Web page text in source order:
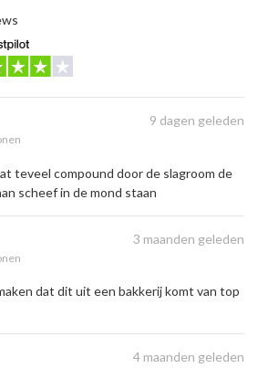
9 dagen geleden
teveel compound door de slagroom de
scheef in de mond staan
3 maanden geleden
dat dit uit een bakkerij komt van top
4 maanden geleden